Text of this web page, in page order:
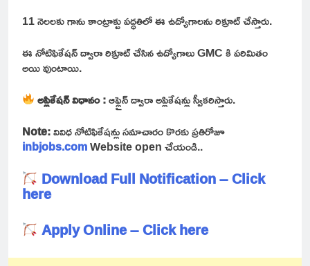
11 నెలలకు గాను కాంట్రాక్టు పద్ధతిలో ఈ ఉద్యోగాలను రిక్రూట్ చేస్తారు.
ఈ నోటిఫికేషన్ ద్వారా రిక్రూట్ చేసిన ఉద్యోగాలు GMC కి పరిమితం
అయి వుంటాయి.
అప్లికేషన్ విధానం :ఆఫ్లైన్ ద్వారా అప్లికేషన్లు స్వీకరిస్తారు.
Note:వివిధ నోటిఫికేషన్లు సమాచారం కొరకు ప్రతిరోజూ
inbjobs.comWebsite open చేయండి..
Download Full Notification – Click
here
Apply Online – Click here